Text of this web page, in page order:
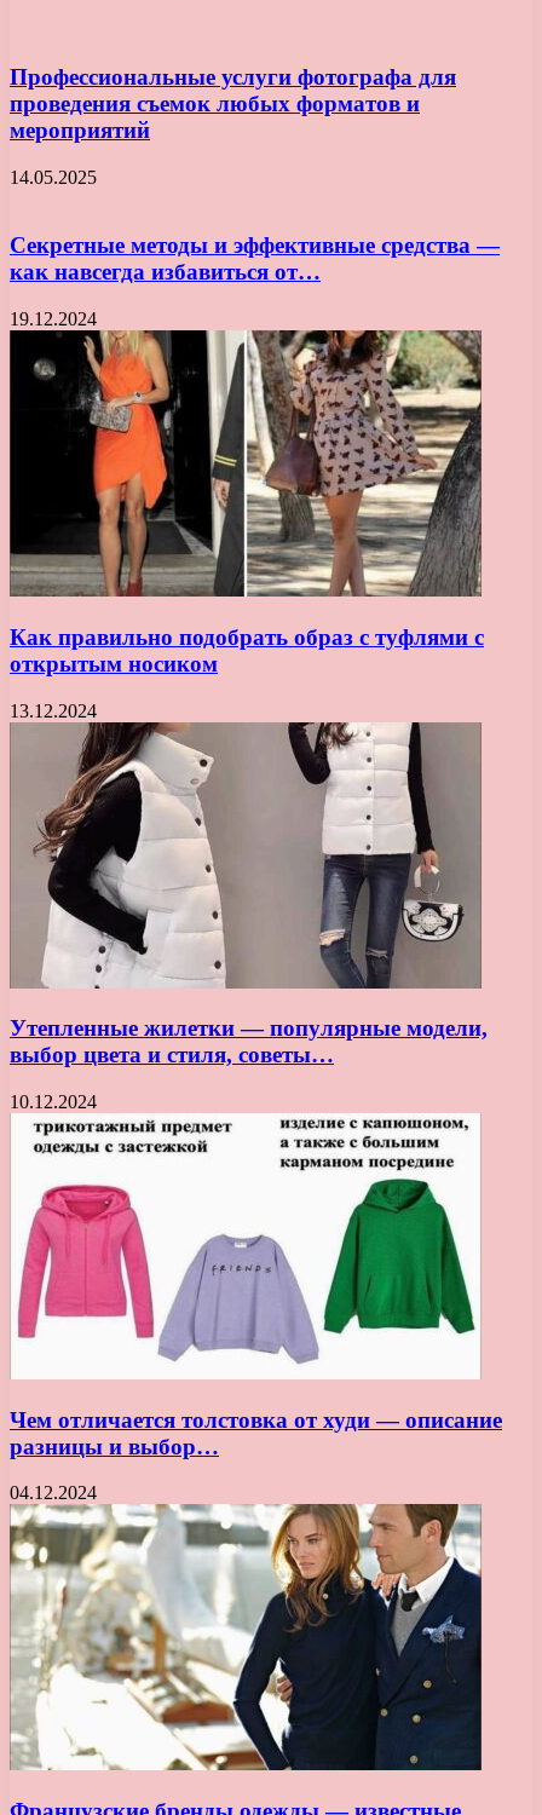
Профессиональные услуги фотографа для
проведения съемок любых форматов и
мероприятий
14.05.2025
Секретные методы и эффективные средства —
как навсегда избавиться от…
19.12.2024
Как правильно подобрать образ с туфлями с
открытым носиком
13.12.2024
Утепленные жилетки — популярные модели,
выбор цвета и стиля, советы…
10.12.2024
Чем отличается толстовка от худи — описание
разницы и выбор…
04.12.2024